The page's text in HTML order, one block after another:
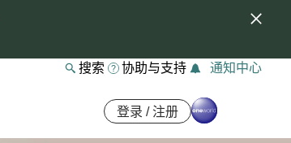
搜索 协助与支持 通知中心
登录 / 注册